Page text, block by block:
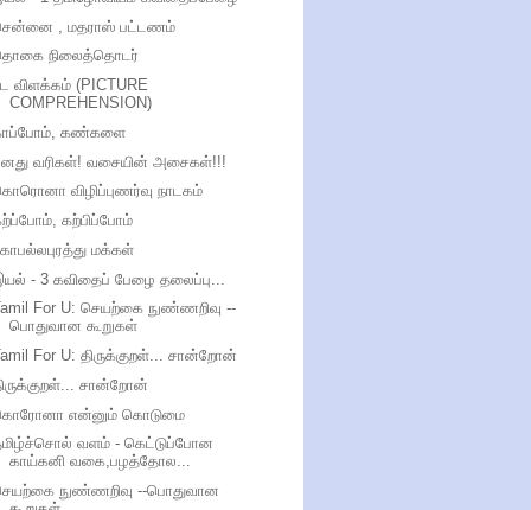
, மதராஸ் பட்டணம்
நிலைத்தொடர்
விளக்கம் (PICTURE
COMPREHENSION)
கண்களை
வரிகள்! வசையின் அசைகள்!!!
விழிப்புணர்வு நாடகம்
கற்பிப்போம்
மக்கள்
- 3 கவிதைப் பேழை தலைப்பு...
For U: செயற்கை நுண்ணறிவு --
பொதுவான கூறுகள்
For U: திருக்குறள்... சான்றோன்
சான்றோன்
என்னும் கொடுமை
வளம் - கெட்டுப்போன
காய்கனி வகை,பழத்தோல...
நுண்ணறிவு --பொதுவான